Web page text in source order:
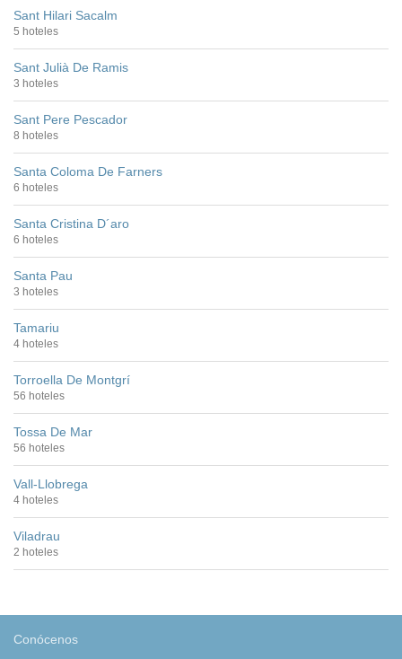
Sant Hilari Sacalm
5 hoteles
Sant Julià De Ramis
3 hoteles
Sant Pere Pescador
8 hoteles
Santa Coloma De Farners
6 hoteles
Santa Cristina D´aro
6 hoteles
Santa Pau
3 hoteles
Tamariu
4 hoteles
Torroella De Montgrí
56 hoteles
Tossa De Mar
56 hoteles
Vall-Llobrega
4 hoteles
Viladrau
2 hoteles
Conócenos